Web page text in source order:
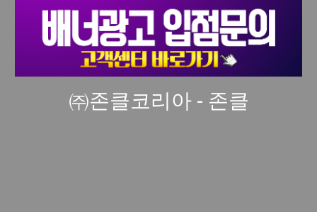
㈜존클코리아 - 존클